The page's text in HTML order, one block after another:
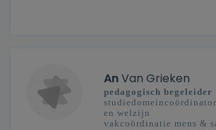
AnVan Grieken
pedagogisch begeleider
en welzijn
vakcoördinatie mens &